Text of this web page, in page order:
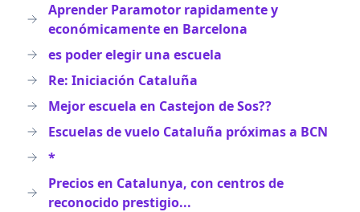
Aprender Paramotor rapidamente y
económicamente en Barcelona
es poder elegir una escuela
Re: Iniciación Cataluña
Mejor escuela en Castejon de Sos??
Escuelas de vuelo Cataluña próximas a BCN
*
Precios en Catalunya, con centros de
reconocido prestigio...